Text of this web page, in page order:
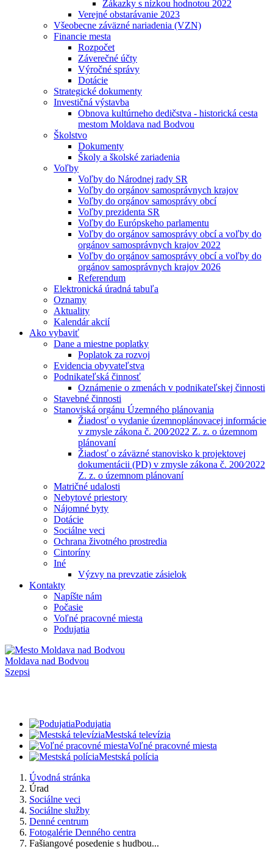
Zákazky s nízkou hodnotou 2022
Verejné obstarávanie 2023
Všeobecne záväzné nariadenia (VZN)
Financie mesta
Rozpočet
Záverečné účty
Výročné správy
Dotácie
Strategické dokumenty
Investičná výstavba
Obnova kultúrneho dedičstva - historická cesta
mestom Moldava nad Bodvou
Školstvo
Dokumenty
Školy a školské zariadenia
Voľby
Voľby do Národnej rady SR
Voľby do orgánov samosprávnych krajov
Voľby do orgánov samosprávy obcí
Voľby prezidenta SR
Voľby do Európskeho parlamentu
Voľby do orgánov samosprávy obcí a voľby do
orgánov samosprávnych krajov 2022
Voľby do orgánov samosprávy obcí a voľby do
orgánov samosprávnych krajov 2026
Referendum
Elektronická úradná tabuľa
Oznamy
Aktuality
Kalendár akcií
Ako vybaviť
Dane a miestne poplatky
Poplatok za rozvoj
Evidencia obyvateľstva
Podnikateľská činnosť
Oznámenie o zmenách v podnikateľskej činnosti
Stavebné činnosti
Stanoviská orgánu Územného plánovania
Žiadosť o vydanie územnoplánovacej informácie
v zmysle zákona č. 200⁄2022 Z. z. o územnom
plánovaní
Žiadosť o záväzné stanovisko k projektovej
dokumentácii (PD) v zmysle zákona č. 200⁄2022
Z. z. o územnom plánovaní
Matričné udalosti
Nebytové priestory
Nájomné byty
Dotácie
Sociálne veci
Ochrana životného prostredia
Cintoríny
Iné
Výzvy na prevzatie zásielok
Kontakty
Napíšte nám
Počasie
Voľné pracovné miesta
Podujatia
Moldava nad Bodvou
Szepsi
Podujatia
Mestská televízia
Voľné pracovné miesta
Mestská polícia
Úvodná stránka
Úrad
Sociálne veci
Sociálne služby
Denné centrum
Fotogalérie Denného centra
Fašiangové posedenie s hudbou...